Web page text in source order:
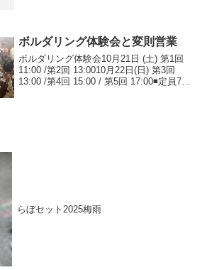
の...
ボルダリング体験会と変則営業
ボルダリング体験会10月21日 (土) 第1回
11:00 /第2回 13:0010月22日(日) 第3回
13:00 /第4回 15:00 / 第5回 17:00◾️定員7名
らぼセット2025梅雨